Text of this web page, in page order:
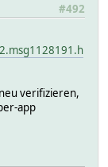
#492
verifizieren,
app